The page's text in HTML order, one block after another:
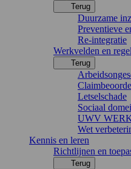
Terug
Duurzame
Preventieve
Re-integratie
Werkvelden en
Terug
Letselschade
Sociaal
UWV
Wet
Kennis en leren
Richtlijnen en
Terug